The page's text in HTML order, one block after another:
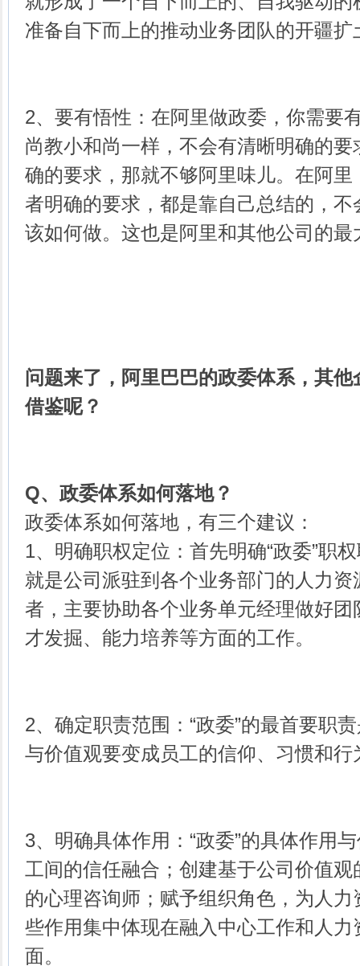
准备自下而上的推动业务团队的开疆扩
2、要有悟性：在阿里做政委，你需要
尚教小和尚一样，不会有清晰明确的
确的要求，那就不够阿里味儿。在阿
者明确的要求，都是靠自己总结的，
该如何做。这也是阿里和其他公司的最
问题来了，阿里巴巴的政委体系，其
借鉴呢？
Q、 政委体系如何落地？
政委体系如何落地，有三个建议：
1、明确职权定位：首先明确“政委”职
就是公司派驻到各个业务部门的人力
者，主要协助各个业务单元经理做好
才发掘、能力培养等方面的工作。
2、确定职责范围：“政委”的最首要职
与价值观要变成员工的信仰、习惯和行
3、明确具体作用：“政委”的具体作用
工间的信任融合；创建基于公司价值
的心理咨询师；赋予组织角色，为人
些作用集中体现在融入中心工作和人
面。